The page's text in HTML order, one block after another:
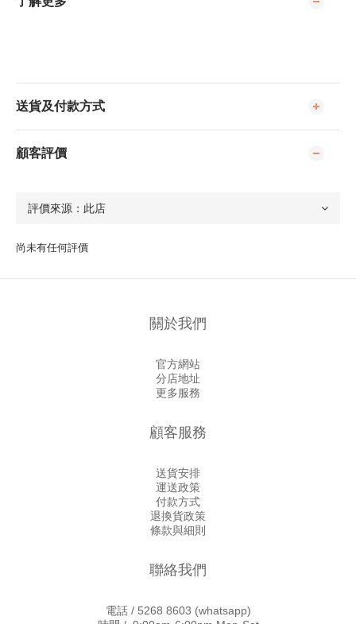
送貨及付款方式
顧客評價
尚未有任何評價
關於我們
官方網站
分店地址
更多服務
顧客服務
送貨安排
運送政策
付款方式
退換貨政策
條款與細則
聯絡我們
電話 / 5268 8603 (whatsapp)